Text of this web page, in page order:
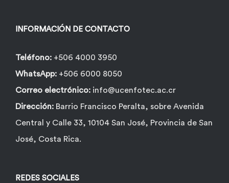
INFORMACIÓN DE CONTACTO
Teléfono: +506 4000 3950
WhatsApp: +506 6000 8050
Correo electrónico: info@ucenfotec.ac.cr
Dirección: Barrio Francisco Peralta, sobre Avenida
Central y Calle 33, 10104 San José, Provincia de San
José, Costa Rica.
REDES SOCIALES